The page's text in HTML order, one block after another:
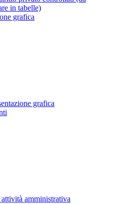
in tabelle)
grafica
grafica
amministrativa